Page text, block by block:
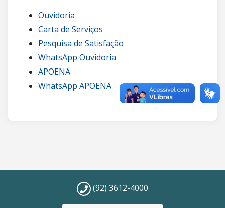
Ouvidoria
Carta de Serviços
Pesquisa de Satisfação
WhatsApp Ouvidoria
APOENA
WhatsApp APOENA
(92) 3612-4000